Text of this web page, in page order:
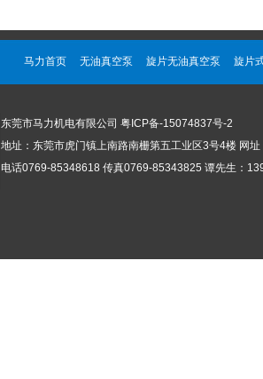
马力首页 无油真空泵 旋片无油真空泵 旋片
东莞市马力机电有限公司 粤ICP备-15074837号-2
地址：东莞市虎门镇上南路南栅第五工业区3号4楼 网
电话0769-85348618 传真0769-85343825 谭先生：